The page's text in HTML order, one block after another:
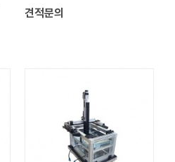
견적문의